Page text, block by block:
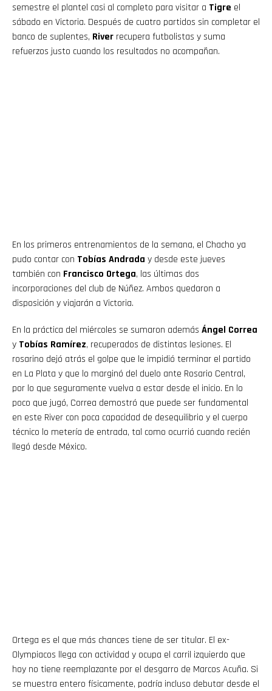
semestre el plantel casi al completo para visitar a Tigre el
sábado en Victoria. Después de cuatro partidos sin completar el
banco de suplentes, River recupera futbolistas y suma
refuerzos justo cuando los resultados no acompañan.
En los primeros entrenamientos de la semana, el Chacho ya
pudo contar con Tobías Andrada y desde este jueves
también con Francisco Ortega, las últimas dos
incorporaciones del club de Núñez. Ambos quedaron a
disposición y viajarán a Victoria.
En la práctica del miércoles se sumaron además Ángel Correa
y Tobías Ramírez, recuperados de distintas lesiones. El
rosarino dejó atrás el golpe que le impidió terminar el partido
en La Plata y que lo marginó del duelo ante Rosario Central,
por lo que seguramente vuelva a estar desde el inicio. En lo
poco que jugó, Correa demostró que puede ser fundamental
en este River con poca capacidad de desequilibrio y el cuerpo
técnico lo metería de entrada, tal como ocurrió cuando recién
llegó desde México.
Ortega es el que más chances tiene de ser titular. El ex-
Olympiacos llega con actividad y ocupa el carril izquierdo que
hoy no tiene reemplazante por el desgarro de Marcos Acuña. Si
se muestra entero físicamente, podría incluso debutar desde el